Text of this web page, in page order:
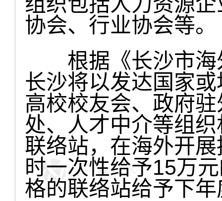
协会、行业协会等。
根据《长沙市海
长沙将以发达国家
高校校友会、政府
处、人才中介等组
联络站，在海外开
时一次性给予15万
格的联络站给予下